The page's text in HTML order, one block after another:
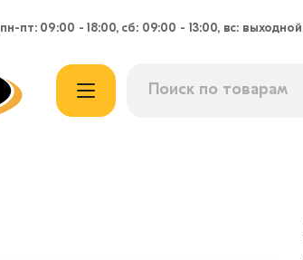
пн-пт: 09:00 - 18:00, сб: 09:00 - 13:00, вс: выходной